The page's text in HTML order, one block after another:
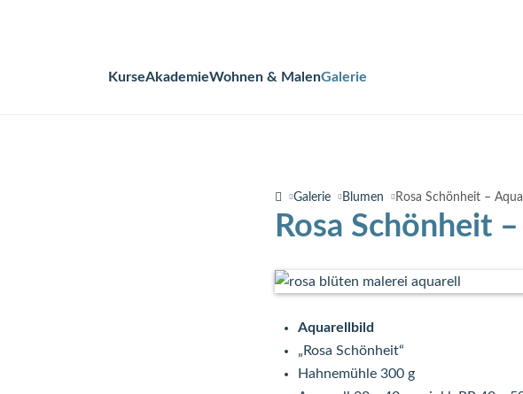
Navigation
KurseAkademieWohnen & MalenGalerie
Galerie Blumen Rosa Schönheit –
Rosa Schönheit –
Aquarellbild
„Rosa Schönheit“
Hahnemühle 300 g